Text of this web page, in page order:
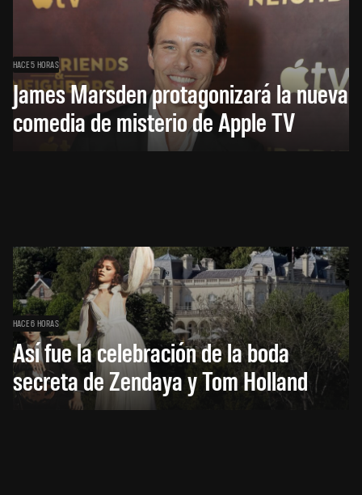
HACE 5 HORAS
James Marsden protagonizará la nueva
comedia de misterio de Apple TV
HACE 6 HORAS
Así fue la celebración de la boda
secreta de Zendaya y Tom Holland